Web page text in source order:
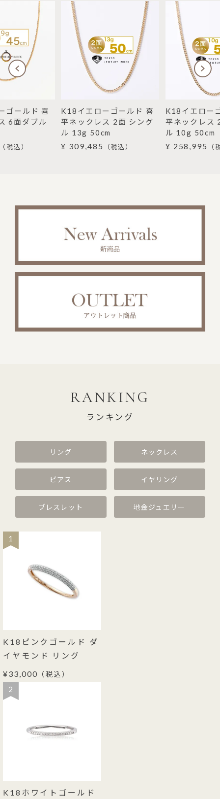
ゴールド 喜
6面ダブル
税込）
K18イエローゴールド 喜
平ネックレス 2面 シング
ル 13g 50cm
¥ 309,485 （税込）
K18イエロー
平ネックレス
ル 10g 50cm
¥ 258,995 （
RANKING
ランキング
リング ネックレス
ピアス イヤリング
ブレスレット 地金ジュエリー
1
K18ピンクゴールド ダ
イヤモンド リング
¥33,000 （税込）
2
K18ホワイトゴールド